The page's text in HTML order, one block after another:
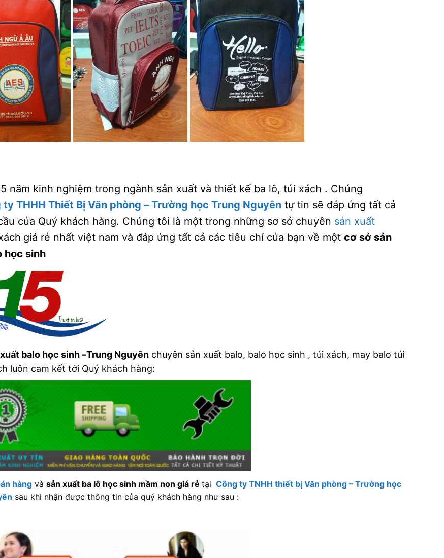
năm kinh nghiệm trong ngành sản xuất và thiết kế ba lô, túi xách . Chúng
ty THHH Thiết Bị Văn phòng – Trường học Trung Nguyên tự tin sẽ đáp ứng tất cả
của Quý khách hàng. Chúng tôi là một trong những sơ sở chuyên sản xuất
giá rẻ nhất việt nam và đáp ứng tất cả các tiêu chí của bạn về mộtcơ sở sản
học sinh
balo học sinh –Trung Nguyên chuyên sản xuất balo, balo học sinh , túi xách, may balo túi
luôn cam kết tới Quý khách hàng:
hàng vàsản xuất ba lô học sinh mầm non giá rẻ tại Công ty TNHH thiết bị Văn phòng – Trường học
sau khi nhận được thông tin của quý khách hàng như sau :